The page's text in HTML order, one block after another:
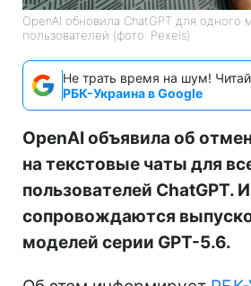
OpenAI обновила ChatGPT для одного
пользователей (фото: Pexels)
Не трать время на шум!
РБК-Украина в Google
OpenAI объявила об
на текстовые чаты для
пользователей ChatGPT.
сопровождаются
моделей серии GPT-5.6.